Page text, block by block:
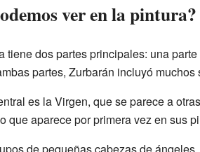
ver en la pintura?
tiene dos partes principales: una
partes, Zurbarán incluyó muchos
es la Virgen, que se parece a
que aparece por primera vez en sus